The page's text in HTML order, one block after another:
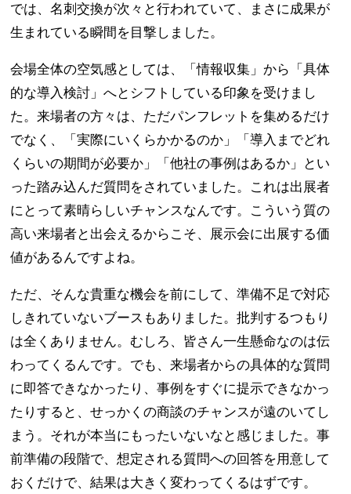
では、名刺交換が次々と行われていて、まさに成果が
生まれている瞬間を目撃しました。
会場全体の空気感としては、「情報収集」から「具体
的な導入検討」へとシフトしている印象を受けまし
た。来場者の方々は、ただパンフレットを集めるだけ
でなく、「実際にいくらかかるのか」「導入までどれ
くらいの期間が必要か」「他社の事例はあるか」とい
った踏み込んだ質問をされていました。これは出展者
にとって素晴らしいチャンスなんです。こういう質の
高い来場者と出会えるからこそ、展示会に出展する価
値があるんですよね。
ただ、そんな貴重な機会を前にして、準備不足で対応
しきれていないブースもありました。批判するつもり
は全くありません。むしろ、皆さん一生懸命なのは伝
わってくるんです。でも、来場者からの具体的な質問
に即答できなかったり、事例をすぐに提示できなかっ
たりすると、せっかくの商談のチャンスが遠のいてし
まう。それが本当にもったいないなと感じました。事
前準備の段階で、想定される質問への回答を用意して
おくだけで、結果は大きく変わってくるはずです。